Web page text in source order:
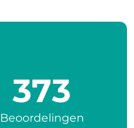
373
Beoordelingen